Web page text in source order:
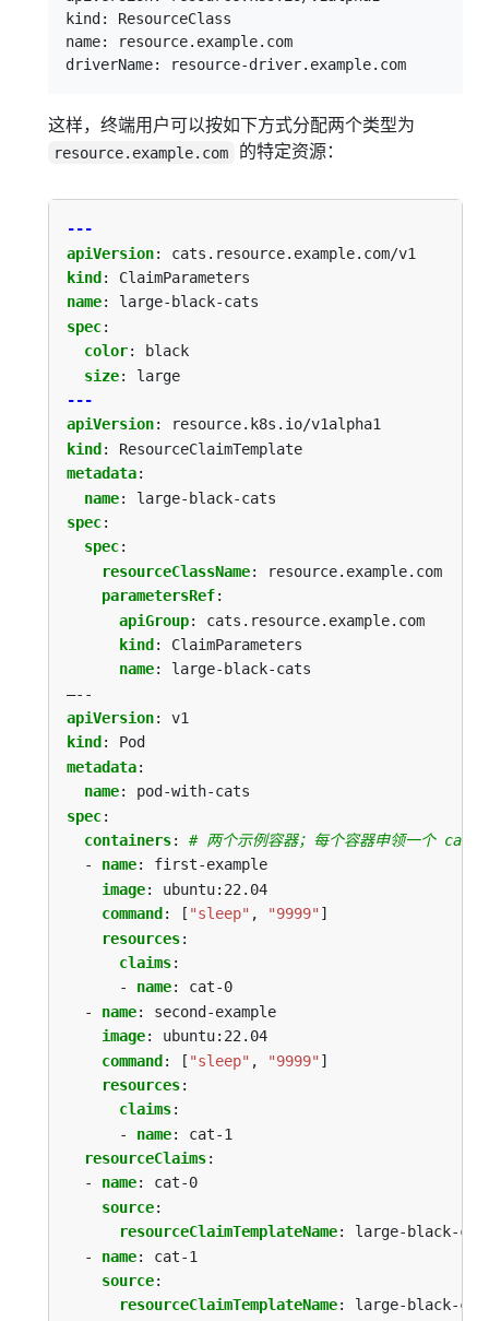
kind: ResourceClass
name: resource.example.com
这样，终端用户可以按如下方式分配两个类型为
resource.example.com 的特定资源：
---
apiVersion:
cats.resource.example.com/v1
kind :
ClaimParameters
name:
large-black-cats
spec:
color:
black
size:
large
---
apiVersion:
resource.k8s.io/v1alpha1
kind :
ResourceClaimTemplate
metadata:
name:
large-black-cats
spec:
spec:
resourceClassName:
resource.example.com
parametersRef:
apiGroup:
cats.resource.example.com
kind :
ClaimParameters
name:
large-black-cats
–--
apiVersion:
v1
kind :
Pod
metadata:
name:
pod-with-cats
spec:
containers:
# 两个示例容器；每个容器申领一个 cat
- name:
first-example
image:
ubuntu:22.04
command : [ "sleep" , "9999" ]
resources:
claims:
- name:
cat-0
- name:
second-example
image:
ubuntu:22.04
command: [ "sleep" , "9999" ]
resources:
claims:
- name:
cat-1
resourceClaims:
- name:
cat-0
source:
resourceClaimTemplateName:
large-black-
- name:
cat-1
source:
resourceClaimTemplateName: large-black-